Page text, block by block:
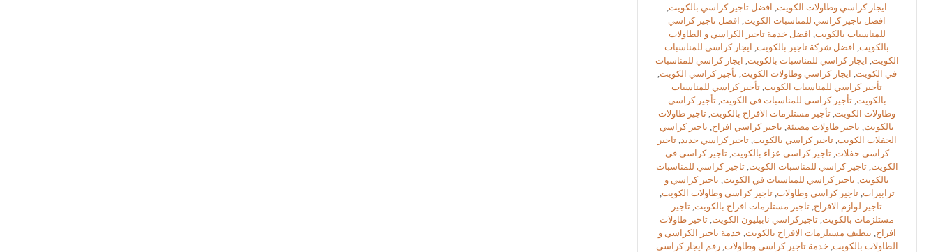
ايجار كراسي وطاولات الكويت, افضل تاجير كراسي بالكويت,
افضل تاجير كراسي للمناسبات الكويت, افضل تاجير كراسي
للمناسبات بالكويت افضل خدمة تاجير الكراسي و الطاولات
بالكويت, افضل شركة تاجير بالكويت, ايجار كراسي للمناسبات
الكويت ايجار كراسي للمناسبات بالكويت ايجار كراسي للمناسبات
في الكويت ايجار كراسي وطاولات الكويت ,تأجير كراسي الكويت
تأجير كراسي للمناسبات الكويت, تأجير كراسي للمناسبات
بالكويت ,تأجير كراسي للمناسبات في الكويت ,تأجير كراسي
وطاولات الكويت, تأجير مستلزمات الافراح بالكويت, تاجير طاولات
بالكويت, تاجير طاولات مضيئة تاجير كراسي افراح تاجير كراسي
الحفلات الكويت ,تاجير كراسي بالكويت ,تاجير كراسي حديد ,تاجير
كراسي حفلات ,تاجير كراسي عزاء بالكويت ,تاجير كراسي في
الكويت ,تاجير كراسي للمناسبات الكويت ,تاجير كراسي للمناسبات
بالكويت, تاجير كراسي للمناسبات في الكويت, تاجير كراسي و
ترابيزات ,تاجير كراسي وطاولات ,تاجير كراسي وطاولات الكويت
تاجير لوازم الافراح تاجير مستلزمات افراح بالكويت, تاجير
مستلزمات بالكويت, تاجيركراسي نابيليون الكويت, تاحير طاولات
افراح ,تنظيف مستلزمات الافراح بالكويت خدمة تاجير الكراسي و
الطاولات بالكويت خدمة تاجير كراسي وطاولات ,رقم ايجار كراسي